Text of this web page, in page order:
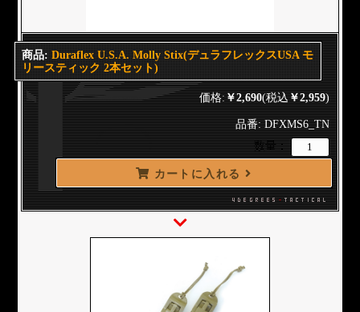
商品:Duraflex U.S.A. Molly Stix(デュラフレックスUSA モ
リースティック 2本セット)
価格:￥2,690(税込￥2,959)
品番: DFXMS6_TN
数量：
カートに入れる